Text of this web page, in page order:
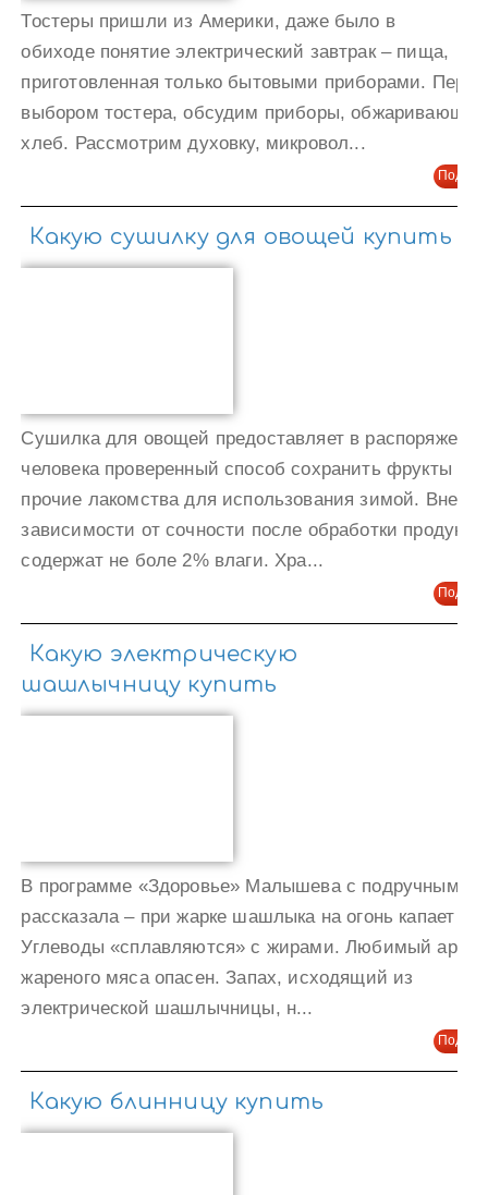
Тостеры пришли из Америки, даже было в
обиходе понятие электрический завтрак – пища,
приготовленная только бытовыми приборами. Перед
выбором тостера, обсудим приборы, обжаривающие
хлеб. Рассмотрим духовку, микровол...
Какую сушилку для овощей купить
Сушилка для овощей предоставляет в распоряжение
человека проверенный способ сохранить фрукты и
прочие лакомства для использования зимой. Вне
зависимости от сочности после обработки продукты
содержат не боле 2% влаги. Хра...
Какую электрическую
шашлычницу купить
В программе «Здоровье» Малышева с подручными
рассказала – при жарке шашлыка на огонь капает
Углеводы «сплавляются» с жирами. Любимый
жареного мяса опасен. Запах, исходящий из
электрической шашлычницы, н...
Какую блинницу купить